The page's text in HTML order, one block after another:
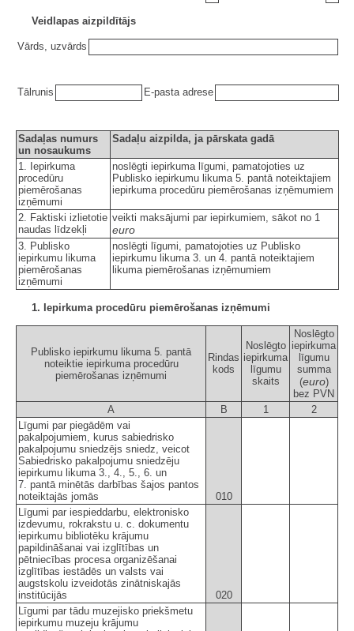
Veidlapas aizpildītājs
Vārds, uzvārds
Tālrunis E-pasta adrese
Sadaļas numurs
un nosaukums
Sadaļu aizpilda, ja pārskata gadā
1. Iepirkuma
procedūru
piemērošanas
izņēmumi
noslēgti iepirkuma līgumi, pamatojoties uz
Publisko iepirkumu likuma 5. pantā noteiktajiem
iepirkuma procedūru piemērošanas izņēmumiem
2. Faktiski izlietotie
naudas līdzekļi
veikti maksājumi par iepirkumiem, sākot no 1
euro
3. Publisko
iepirkumu likuma
piemērošanas
izņēmumi
noslēgti līgumi, pamatojoties uz Publisko
iepirkumu likuma 3. un 4. pantā noteiktajiem
likuma piemērošanas izņēmumiem
1. Iepirkuma procedūru piemērošanas izņēmumi
Publisko iepirkumu likuma 5. pantā
noteiktie iepirkuma procedūru
piemērošanas izņēmumi
Rindas
kods
Noslēgto
iepirkuma
līgumu
skaits
Noslēgto
iepirkuma
līgumu
summa
(euro)
bez PVN
A
B 1
2
Līgumi par piegādēm vai
pakalpojumiem, kurus sabiedrisko
pakalpojumu sniedzējs sniedz, veicot
Sabiedrisko pakalpojumu sniedzēju
iepirkumu likuma 3., 4., 5., 6. un
7. pantā minētās darbības šajos pantos
noteiktajās jomās
010
Līgumi par iespieddarbu, elektronisko
izdevumu, rokrakstu u. c. dokumentu
iepirkumu bibliotēku krājumu
papildināšanai vai izglītības un
pētniecības procesa organizēšanai
izglītības iestādēs un valsts vai
augstskolu izveidotās zinātniskajās
institūcijās
020
Līgumi par tādu muzejisko priekšmetu
iepirkumu muzeju krājumu